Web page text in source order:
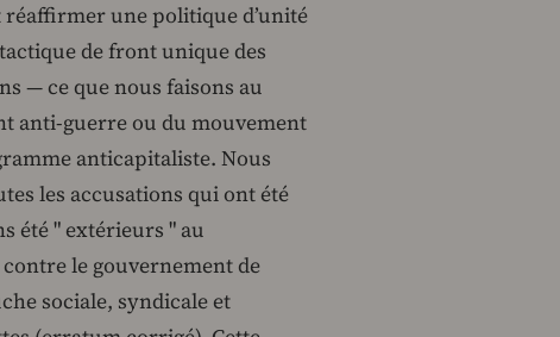
réaffirmer une politique d’unité
de front unique des
— ce que nous faisons au
anti-guerre ou du mouvement
anticapitaliste. Nous
les accusations qui ont été
été " extérieurs " au
le gouvernement de
sociale, syndicale et